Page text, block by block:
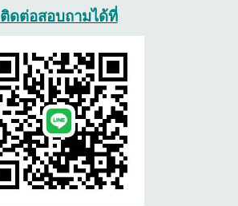
ติดต่อสอบถามได้ที่